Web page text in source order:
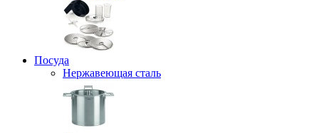
Посуда
Нержавеющая сталь